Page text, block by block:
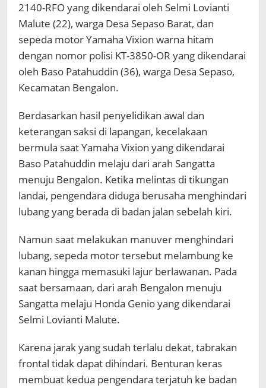
2140-RFO yang dikendarai oleh Selmi Lovianti
Malute (22), warga Desa Sepaso Barat, dan
sepeda motor Yamaha Vixion warna hitam
dengan nomor polisi KT-3850-OR yang dikendarai
oleh Baso Patahuddin (36), warga Desa Sepaso,
Kecamatan Bengalon.
Berdasarkan hasil penyelidikan awal dan
keterangan saksi di lapangan, kecelakaan
bermula saat Yamaha Vixion yang dikendarai
Baso Patahuddin melaju dari arah Sangatta
menuju Bengalon. Ketika melintas di tikungan
landai, pengendara diduga berusaha menghindari
lubang yang berada di badan jalan sebelah kiri.
Namun saat melakukan manuver menghindari
lubang, sepeda motor tersebut melambung ke
kanan hingga memasuki lajur berlawanan. Pada
saat bersamaan, dari arah Bengalon menuju
Sangatta melaju Honda Genio yang dikendarai
Selmi Lovianti Malute.
Karena jarak yang sudah terlalu dekat, tabrakan
frontal tidak dapat dihindari. Benturan keras
membuat kedua pengendara terjatuh ke badan